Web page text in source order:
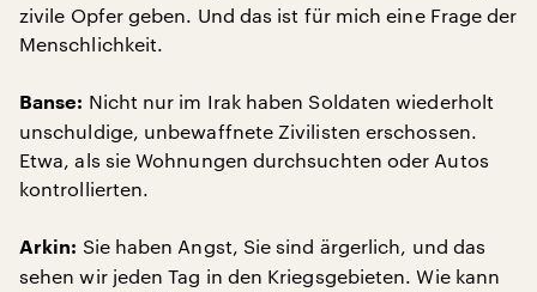
zivile Opfer geben. Und das ist für mich eine Frage der
Menschlichkeit.
Banse: Nicht nur im Irak haben Soldaten wiederholt
unschuldige, unbewaffnete Zivilisten erschossen.
Etwa, als sie Wohnungen durchsuchten oder Autos
kontrollierten.
Arkin: Sie haben Angst, Sie sind ärgerlich, und das
sehen wir jeden Tag in den Kriegsgebieten. Wie kann